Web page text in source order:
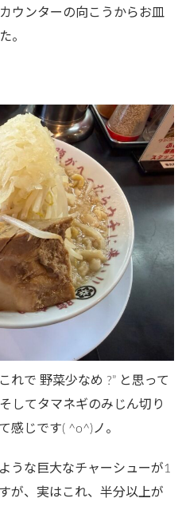
ウンターの向こうからお皿
。
れで 野菜少なめ ?” と思って
してタマネギのみじん切り
感じです( ^o^)ノ。
うな巨大なチャーシューが1
が、実はこれ、半分以上が